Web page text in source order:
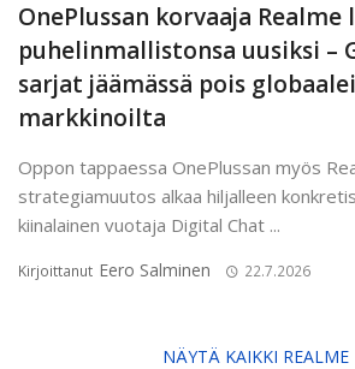
OnePlussan korvaaja
puhelinmallistonsa uusiksi –
sarjat jäämässä pois
markkinoilta
Oppon tappaessa OnePlussan myös
strategiamuutos alkaa hiljalleen
kiinalainen vuotaja Digital Chat ...
Kirjoittanut Eero Salminen 22.7.2026
NÄYTÄ KAIKKI REALME